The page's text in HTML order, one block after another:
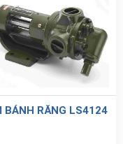
BÁNH RĂNG LS4124